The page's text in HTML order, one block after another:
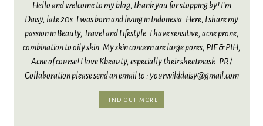
Hello and welcome to my blog, thank you for stopping by! I'm
Daisy, late 20s. I was born and living in Indonesia. Here, I share my
passion in Beauty, Travel and Lifestyle. I have sensitive, acne prone,
combination to oily skin. My skin concern are large pores, PIE & PIH,
Acne of course! I love Kbeauty, especially their sheetmask. PR /
Collaboration please send an email to : yourwilddaisy@gmail.com
FIND OUT MORE